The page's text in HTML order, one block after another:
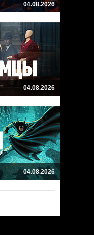
04.08.2026
04.08.2026
04.08.2026